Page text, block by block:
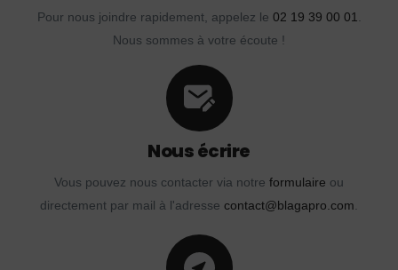
Pour nous joindre rapidement, appelez le 02 19 39 00 01.
Nous sommes à votre écoute !
Nous écrire
Vous pouvez nous contacter via notre formulaire ou
directement par mail à l'adresse contact@blagapro.com.